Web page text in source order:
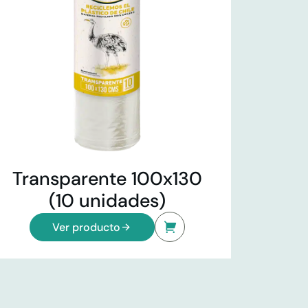
Transparente 100x130
(10 unidades)
Ver producto